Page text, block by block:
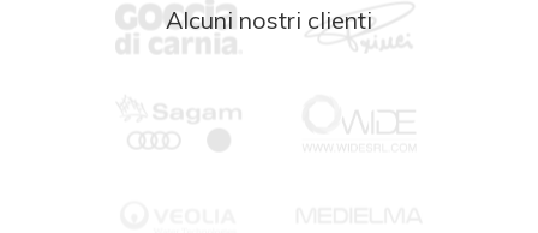
Alcuni nostri clienti